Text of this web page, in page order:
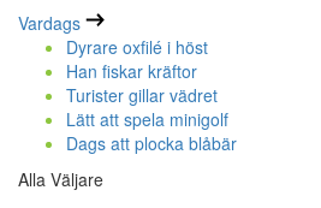
Vardags
Dyrare oxfilé i höst
Han fiskar kräftor
Turister gillar vädret
Lätt att spela minigolf
Dags att plocka blåbär
Alla Väljare